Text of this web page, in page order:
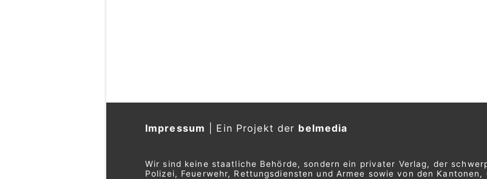
Impressum Ein Projekt der belmedia
Wir sind keine staatliche Behörde, sondern ein privater Verlag, der
Polizei, Feuerwehr, Rettungsdiensten und Armee sowie von den